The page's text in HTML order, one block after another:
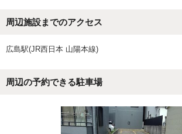
周辺施設までのアクセス
広島駅(JR西日本 山陽本線)
周辺の予約できる駐車場